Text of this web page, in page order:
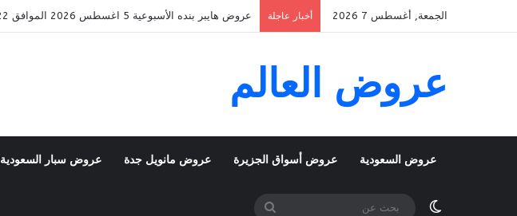
الجمعة, أغسطس 7 2026 أخبار عاجلة عروض هايبر بنده الأسبوعية 5 اغسطس 2026 الموافق 22 صفر 1448 Back To School
عروض العالم
عروض السعودية عروض أسواق الجزيرة عروض مانويل جدة عروض سبار السعودية
الوضع المظلم
بحث